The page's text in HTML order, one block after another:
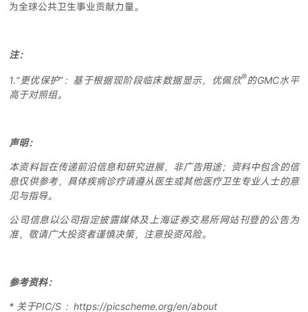
为全球公共卫生事业贡献力量。
注：
1.“更优保护”：基于根据现阶段临床数据显示，优佩欣®的GMC水平
高于对照组。
声明：
本资料旨在传递前沿信息和研究进展，非广告用途；资料中包含的信
息仅供参考，具体疾病诊疗请遵从医生或其他医疗卫生专业人士的意
见与指导。
公司信息以公司指定披露媒体及上海证券交易所网站刊登的公告为
准，敬请广大投资者谨慎决策，注意投资风险。
参考资料：
* 关于PIC/S ：https://picscheme.org/en/about